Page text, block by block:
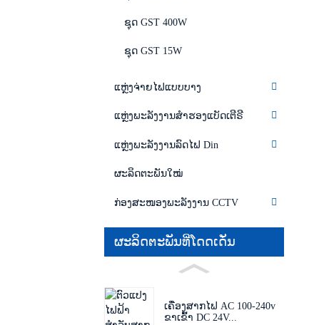
ຊຸດ GST 400W
ຊຸດ GST 15W
ແຫຼ່ງຈ່າຍໄຟແບບບາງ
ແຫຼ່ງພະລັງງານສຳຮອງແບັດເຕີຣີ
ແຫຼ່ງພະລັງງານລົດໄຟ Din
ຜະລິດຕະພັນໃໝ່
ກ່ອງສະໜອງພະລັງງານ CCTV
ຜະລິດຕະພັນທີ່ໂດດເດັ່ນ
ເຄື່ອງສາກໄຟ AC 100-240v
ຂາເຂົ້າ DC 24V...